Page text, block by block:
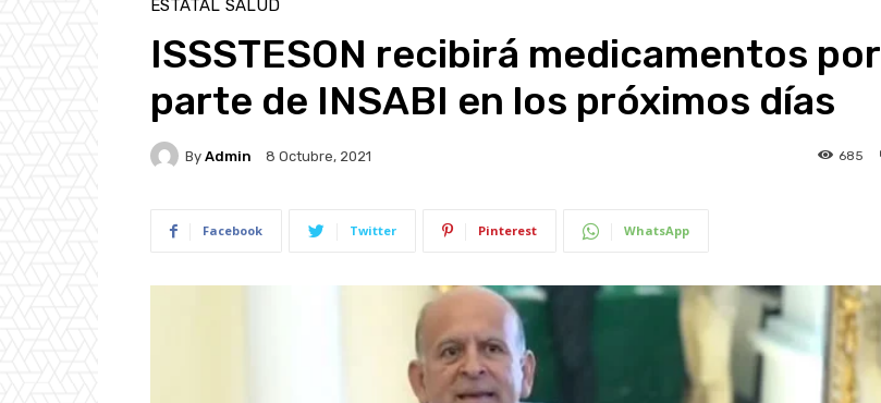
ESTATAL SALUD
ISSSTESON recibirá medicamentos por
parte de INSABI en los próximos días
By Admin 8 Octubre, 2021 685
Facebook Twitter Pinterest WhatsApp